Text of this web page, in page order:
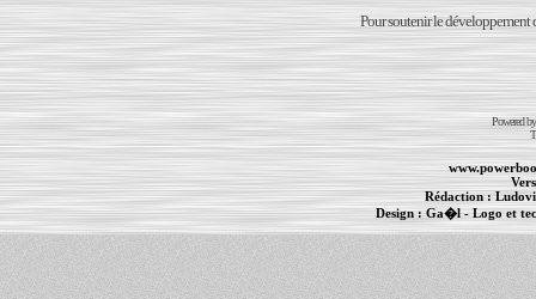
Pour soutenir le développement
Powered
Rédaction :
Design :Ga�l- Logo et
PowerBook